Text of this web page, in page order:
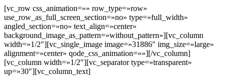
[vc_row css_animation=»» row_type=»row»
use_row_as_full_screen_section=»no» type=»full_width»
angled_section=»no» text_align=»center»
background_image_as_pattern=»without_pattern»][vc_column
width=»1/2″][vc_single_image image=»31886″ img_size=»large»
alignment=»center» qode_css_animation=»»][/vc_column]
[vc_column width=»1/2″][vc_separator type=»transparent»
up=»30″][vc_column_text]